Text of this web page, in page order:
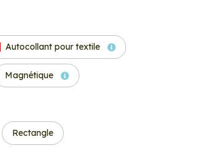
Autocollant pour textile
Magnétique
Rectangle